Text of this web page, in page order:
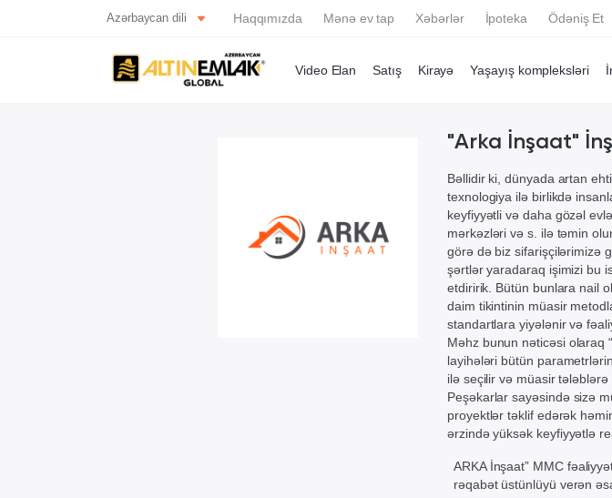
Azərbaycan dili Haqqımızda Mənə ev tap Xəbərlər İpoteka Ödəniş Et
Video Elan Satış
Köhnə tikili
Həyət evi / Bağ
Torpaq
Obyekt
Kirayə
Köhnə tikili
Həyət evi / Bağ
Ofis
Torpaq
Obyekt
Yaşayış kompleksləri
"Arka İnşaat"
Bəllidir ki, dünyada artan
texnologiya ilə birlikdə
keyfiyyətli və daha gözəl
mərkəzləri və s. ilə təmin
görə də biz sifarişçilərimizə
şərtlər yaradaraq işimizi bu
etdiririk. Bütün bunlara nail
daim tikintinin müasir
standartlara yiyələnir və
Məhz bunun nəticəsi olaraq
layihələri bütün
ilə seçilir və müasir tələblərə
Peşəkarlar sayəsində sizə
proyektlər təklif edərək
ərzində yüksək keyfiyyətlə
ARKA İnşaat” MMC
rəqabət üstünlüyü verən